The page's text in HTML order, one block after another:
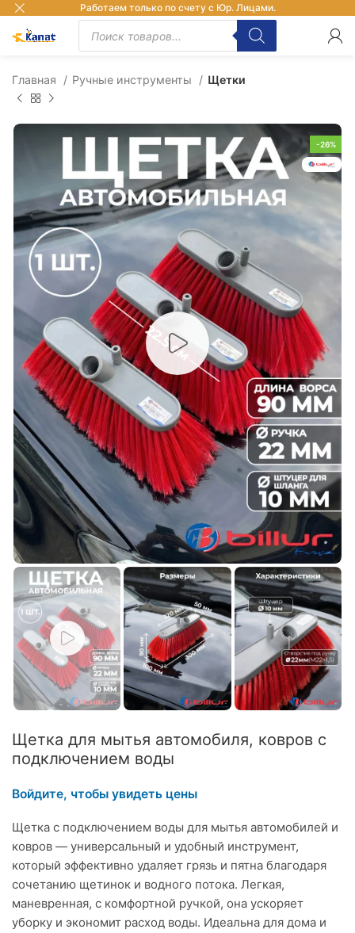
Главная Ручные инструменты Щетки
-26%
Щетка для мытья автомобиля, ковров с
подключением воды
Войдите, чтобы увидеть цены
Щетка с подключением воды для мытья автомобилей и
ковров — универсальный и удобный инструмент,
который эффективно удаляет грязь и пятна благодаря
сочетанию щетинок и водного потока. Легкая,
маневренная, с комфортной ручкой, она ускоряет
уборку и экономит расход воды. Идеальна для дома и
Работаем только по счету с Юр. Лицами.